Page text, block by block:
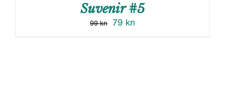
Suvenir #5
99kn 79 kn